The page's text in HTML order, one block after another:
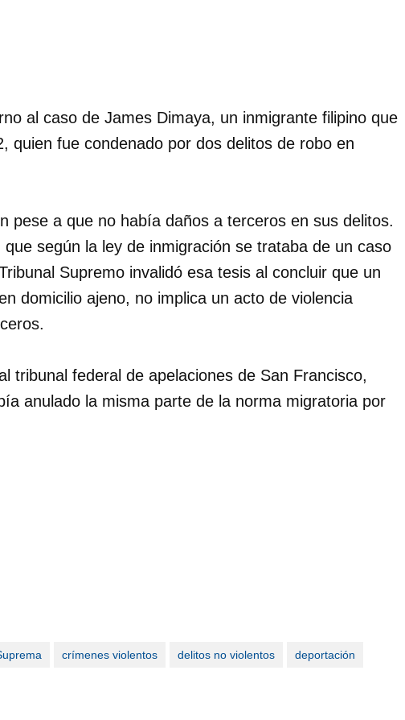
al caso de James Dimaya, un inmigrante filipino que
quien fue condenado por dos delitos de robo en
pese a que no había daños a terceros en sus delitos.
según la ley de inmigración se trataba de un caso
Supremo invalidó esa tesis al concluir que un
domicilio ajeno, no implica un acto de violencia
tribunal federal de apelaciones de San Francisco,
anulado la misma parte de la norma migratoria por
crímenes violentos delitos no violentos deportación